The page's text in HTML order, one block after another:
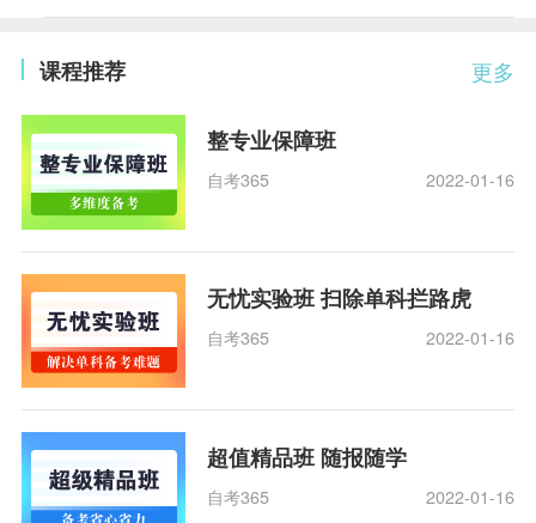
更多
课程推荐
整专业保障班
自考365 2022-01-16
无忧实验班 扫除单科拦路虎
自考365 2022-01-16
超值精品班 随报随学
自考365 2022-01-16